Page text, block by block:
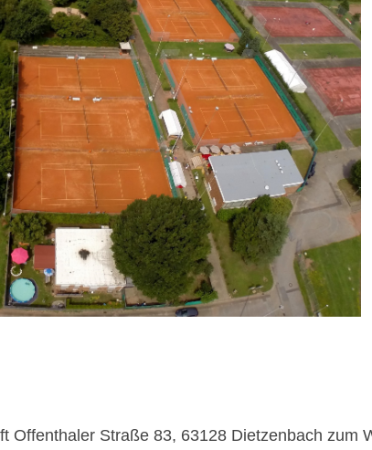
Offenthaler Straße 83, 63128 Dietzenbach zum